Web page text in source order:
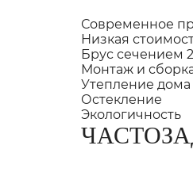
Современное
Низкая
Брус сечением
Монтаж и
Утепление дома
Остекление
Экологичность